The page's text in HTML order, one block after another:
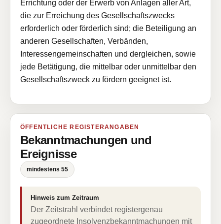
Errichtung oder der Erwerb von Anlagen aller Art,
die zur Erreichung des Gesellschaftszwecks
erforderlich oder förderlich sind; die Beteiligung an
anderen Gesellschaften, Verbänden,
Interessengemeinschaften und dergleichen, sowie
jede Betätigung, die mittelbar oder unmittelbar den
Gesellschaftszweck zu fördern geeignet ist.
ÖFFENTLICHE REGISTERANGABEN
Bekanntmachungen und
Ereignisse
mindestens 55
Hinweis zum Zeitraum
Der Zeitstrahl verbindet registergenau
zugeordnete Insolvenzbekanntmachungen mit